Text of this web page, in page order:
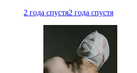
2 года спустя2 года спустя